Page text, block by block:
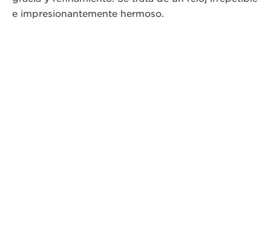
e impresionantemente hermoso.